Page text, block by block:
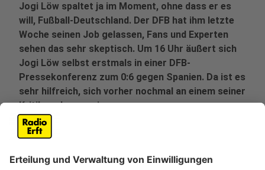
Jogi Löw spaltet ja im Moment, ohne dass er es
will, Fußball-Deutschland. Der DFB hat ihm letzte
Woche seinen Job gelassen, Fans und Experten
sehen das sehr skeptisch. Um 16 Uhr äußert sich
Jogi Löw selbst erstmals in einer DFB-
Pressekonferenz zum 0:6 gegen Spanien. Da ist es
sehr hilfreich, sich vorher nochmal an einem seiner
Kritiker abzureagieren.
Veröffentlicht:
Anzeige